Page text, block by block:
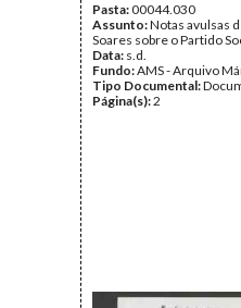
Pasta:00044.030
Assunto:Notas avulsas
Soares sobre o Partido
Data: s.d.
Fundo:AMS - Arquivo
Tipo Documental:
Página(s):2